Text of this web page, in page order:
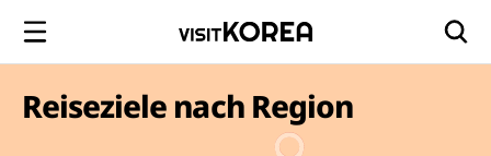
Reiseziele nach Region